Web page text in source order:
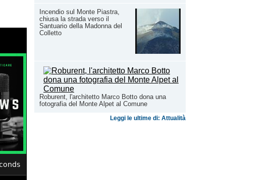
Incendio sul Monte Piastra,
chiusa la strada verso il
Santuario della Madonna del
Colletto
Roburent, l'architetto Marco Botto dona una
fotografia del Monte Alpet al Comune
Leggi le ultime di: Attualità